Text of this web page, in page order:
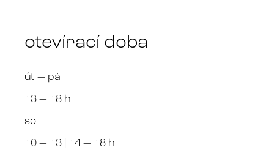
otevírací doba
út — pá
13 — 18 h
so
10 — 13 | 14 — 18 h